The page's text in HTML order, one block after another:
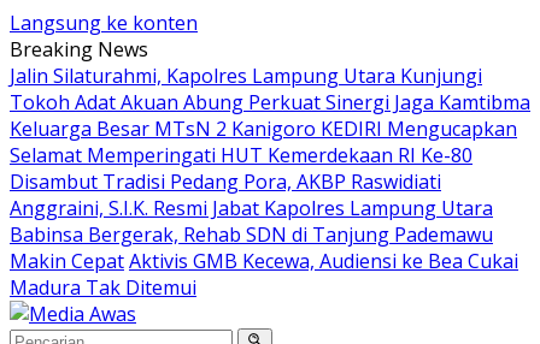
Langsung ke konten
Breaking News
Jalin Silaturahmi, Kapolres Lampung Utara Kunjungi
Tokoh Adat Akuan Abung Perkuat Sinergi Jaga Kamtibma
Keluarga Besar MTsN 2 Kanigoro KEDIRI Mengucapkan
Selamat Memperingati HUT Kemerdekaan RI Ke-80
Disambut Tradisi Pedang Pora, AKBP Raswidiati
Anggraini, S.I.K. Resmi Jabat Kapolres Lampung Utara
Babinsa Bergerak, Rehab SDN di Tanjung Pademawu
Makin CepatAktivis GMB Kecewa, Audiensi ke Bea Cukai
Madura Tak Ditemui